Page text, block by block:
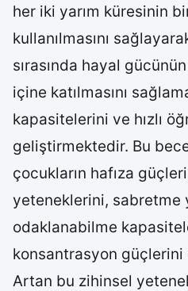
her iki yarım küresinin
kullanılmasını
sırasında hayal
içine katılmasını
kapasitelerini ve hızlı
geliştirmektedir. Bu
çocukların hafıza
yeteneklerini, sabretme
odaklanabilme
konsantrasyon
Artan bu zihinsel